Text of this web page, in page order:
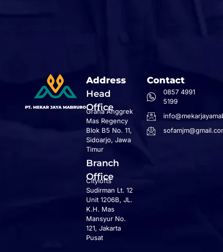
Address
Head
Office
Graha Anggrek
Mas Regency
Blok B5 No. 11,
Sidoarjo, Jawa
Timur
Branch
Office
Citylofts
Sudirman Lt. 12
Unit 1206B, JL.
K.H. Mas
Mansyur No.
121, Jakarta
Pusat
Contact
0857 4991
5199